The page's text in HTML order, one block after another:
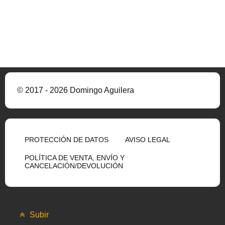
© 2017 - 2026 Domingo Aguilera
PROTECCIÓN DE DATOS AVISO LEGAL
POLÍTICA DE VENTA, ENVÍO Y
CANCELACIÓN/DEVOLUCIÓN
Subir